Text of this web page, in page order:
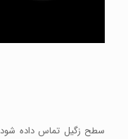
سطح زگیل تماس داده